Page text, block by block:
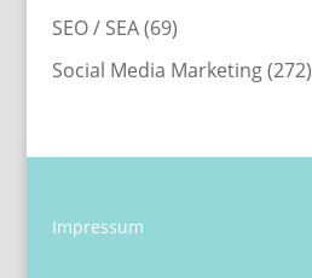
SEO / SEA(69)
Social Media Marketing(272)
Impressum